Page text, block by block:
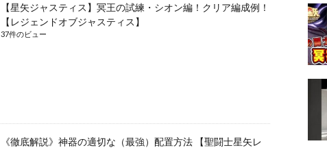
【星矢ジャスティス】冥王の試練・シオン編！クリア編成例！
【レジェンドオブジャスティス】
37件のビュー
《徹底解説》神器の適切な（最強）配置方法 【聖闘士星矢レ